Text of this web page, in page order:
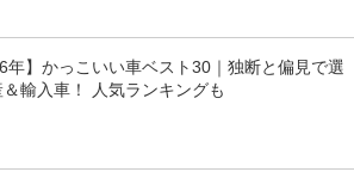
年】かっこいい車ベスト30｜独断と偏見で選
輸入車！ 人気ランキングも